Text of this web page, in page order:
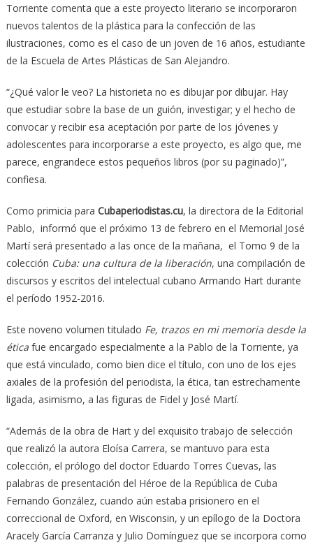
Torriente comenta que a este proyecto literario se incorporaron
nuevos talentos de la plástica para la confección de las
ilustraciones, como es el caso de un joven de 16 años, estudiante
de la Escuela de Artes Plásticas de San Alejandro.
“¿Qué valor le veo? La historieta no es dibujar por dibujar. Hay
que estudiar sobre la base de un guión, investigar; y el hecho de
convocar y recibir esa aceptación por parte de los jóvenes y
adolescentes para incorporarse a este proyecto, es algo que, me
parece, engrandece estos pequeños libros (por su paginado)”,
confiesa.
Como primicia para Cubaperiodistas.cu, la directora de la Editorial
Pablo, informó que el próximo 13 de febrero en el Memorial José
Martí será presentado a las once de la mañana, el Tomo 9 de la
colección Cuba: una cultura de la liberación, una compilación de
discursos y escritos del intelectual cubano Armando Hart durante
el período 1952-2016.
Este noveno volumen titulado Fe, trazos en mi memoria desde la
éticafue encargado especialmente a la Pablo de la Torriente, ya
que está vinculado, como bien dice el título, con uno de los ejes
axiales de la profesión del periodista, la ética, tan estrechamente
ligada, asimismo, a las figuras de Fidel y José Martí.
“Además de la obra de Hart y del exquisito trabajo de selección
que realizó la autora Eloísa Carrera, se mantuvo para esta
colección, el prólogo del doctor Eduardo Torres Cuevas, las
palabras de presentación del Héroe de la República de Cuba
Fernando González, cuando aún estaba prisionero en el
correccional de Oxford, en Wisconsin, y un epílogo de la Doctora
Aracely García Carranza y Julio Domínguez que se incorpora como